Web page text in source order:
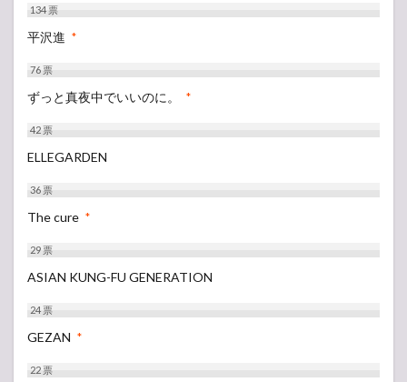
134票
平沢進 *
76票
ずっと真夜中でいいのに。 *
42票
ELLEGARDEN
36票
The cure *
29票
ASIAN KUNG-FU GENERATION
24票
GEZAN *
22票